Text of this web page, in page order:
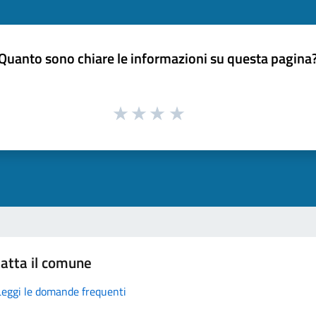
sono chiare le informazioni su questa
il comune
le domande frequenti